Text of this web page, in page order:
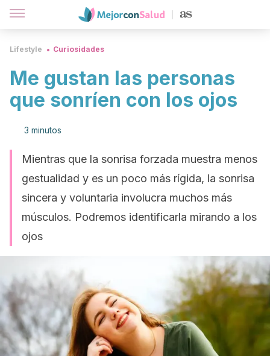
Lifestyle Curiosidades
Me gustan las personas
que sonríen con los ojos
3 minutos
Mientras que la sonrisa forzada muestra menos
gestualidad y es un poco más rígida, la sonrisa
sincera y voluntaria involucra muchos más
músculos. Podremos identificarla mirando a los
ojos